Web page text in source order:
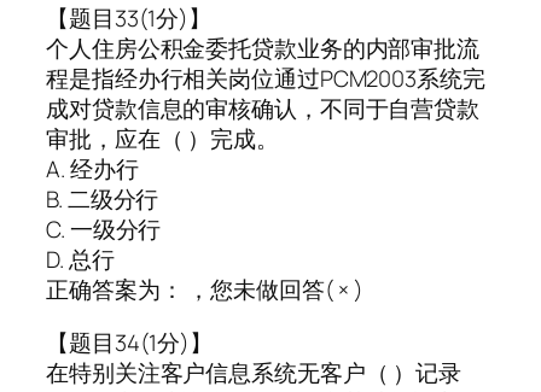
【题目33(1分)】
个人住房公积金委托贷款业务的内部审批流
程是指经办行相关岗位通过PCM2003系统完
成对贷款信息的审核确认，不同于自营贷款
审批，应在（ ）完成。
A. 经办行
B. 二级分行
C. 一级分行
D. 总行
正确答案为： ，您未做回答( × )
【题目34(1分)】
在特别关注客户信息系统无客户（ ）记录